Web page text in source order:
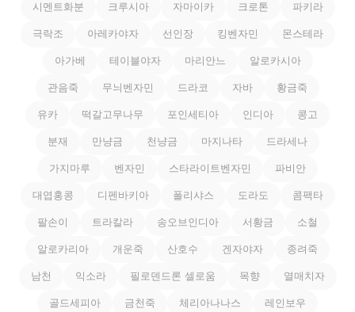
시멘트화분 크루시아 자마이카 크로톤 파키라
극락조 아레카야자 선인장 킹벤자민 몬스테라
아가베 테이블야자 마리안느 알로카시아
관음죽 무늬벤자민 드라코 자바 황금죽
유카 떡갈고무나무 포인세티아 인디아 콩고
분재 만냥금 천냥금 마지나타 드라세나
가지마루 벤자민 스타라이트벤자민 파비안
대엽홍콩 디펜바키아 폴리샤스 도라도 콤팩타
팔손이 트라칼라 송오브인디아 서황금 소철
알로카리아 개운죽 산호수 겐자야자 종려죽
남천 익소라 필로덴드론 셀로움 목향 열매치자
골드세피아 금천죽 체리아나나스 레인보우